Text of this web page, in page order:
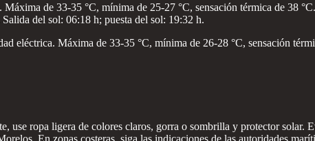
de 33-35 °C, mínima de 25-27 °C, sensación térmica de 38
del sol: 06:18 h; puesta del sol: 19:32 h.
eléctrica. Máxima de 33-35 °C, mínima de 26-28 °C, sensación
use ropa ligera de colores claros, gorra o sombrilla y protector